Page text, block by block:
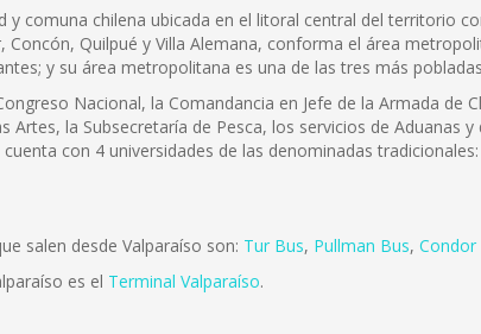
y comuna chilena ubicada en el litoral central del territorio
Concón, Quilpué y Villa Alemana, conforma el área
y su área metropolitana es una de las tres más
Nacional, la Comandancia en Jefe de la Armada
Artes, la Subsecretaría de Pesca, los servicios de
con 4 universidades de las denominadas
salen desde Valparaíso son: Tur Bus, Pullman Bus, Condor
es el Terminal Valparaíso.